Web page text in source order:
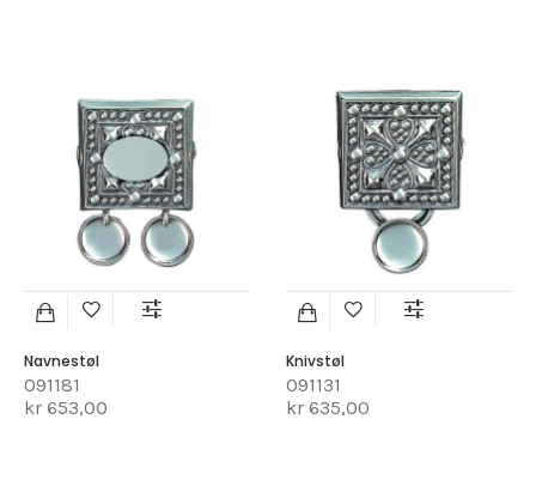
Navnestøl
091181
kr 653,00
Knivstøl
091131
kr 635,00